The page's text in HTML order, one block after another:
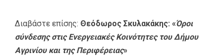
Διαβάστε επίσης: Θεόδωρος Σκυλακάκης: «Όροι
σύνδεσης στις Ενεργειακές Κοινότητες του Δήμου
Αγρινίου και της Περιφέρειας»